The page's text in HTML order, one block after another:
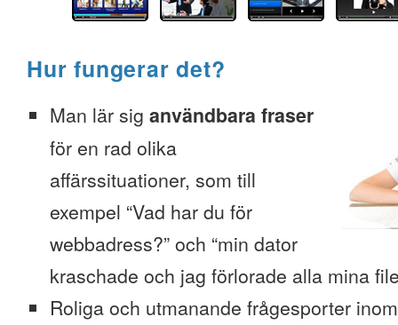
Hur fungerar det?
Man lär sig användbara fraser
för en rad olika
affärssituationer, som till
exempel “Vad har du för
webbadress?” och “min dator
kraschade och jag förlorade alla mina
Roliga och utmanande frågesporter